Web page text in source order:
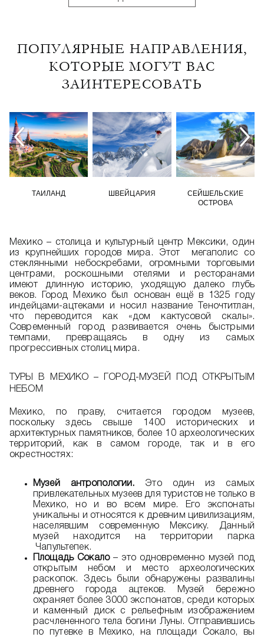
ПОПУЛЯРНЫЕ НАПРАВЛЕНИЯ,
КОТОРЫЕ МОГУТ ВАС
ЗАИНТЕРЕСОВАТЬ
ТАИЛАНД ШВЕЙЦАРИЯ
СЕЙШЕЛЬСКИЕ
ОСТРОВА
Мехико – столица и культурный центр Мексики, один
из крупнейших городов мира. Этот мегаполис со
стеклянными небоскребами, огромными торговыми
центрами, роскошными отелями и ресторанами
имеют длинную историю, уходящую далеко глубь
веков. Город Мехико был основан ещё в 1325 году
индейцами-ацтеками и носил название Теночтитлан,
что переводится как «дом кактусовой скалы».
Современный город развивается очень быстрыми
темпами, превращаясь в одну из самых
прогрессивных столиц мира.
ТУРЫ В МЕХИКО – ГОРОД-МУЗЕЙ ПОД ОТКРЫТЫМ
НЕБОМ
Мехико, по праву, считается городом музеев,
поскольку здесь свыше 1400 исторических и
архитектурных памятников, более 10 археологических
территорий, как в самом городе, так и в его
окрестностях:
Музей антропологии. Это один из самых
привлекательных музеев для туристов не только в
Мехико, но и во всем мире. Его экспонаты
уникальны и относятся к древним цивилизациям,
населявшим современную Мексику. Данный
музей находится на территории парка
Чапультепек.
Площадь Сокало– это одновременно музей под
открытым небом и место археологических
раскопок. Здесь были обнаружены развалины
древнего города ацтеков. Музей бережно
охраняет более 3000 экспонатов, среди которых
и каменный диск с рельефным изображением
расчлененного тела богини Луны. Отправившись
по путевке в Мехико, на площади Сокало, вы